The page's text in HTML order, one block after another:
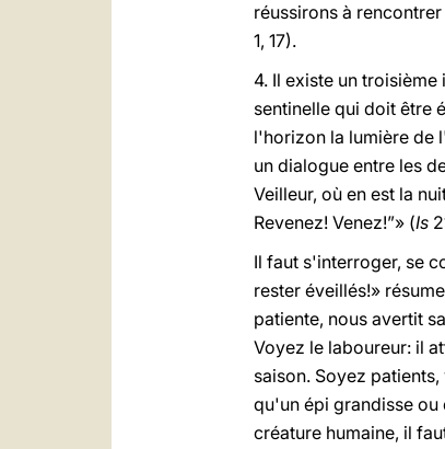
réussirons à
1, 17).
4. Il existe un
sentinelle qui doit être
l'horizon la lumière de
un dialogue entre les
Veilleur, où en est la
Revenez! Venez!”» (Is
Il faut s'interroger, se
rester éveillés!»
patiente, nous avertit
Voyez le laboureur: il
saison. Soyez
qu'un épi grandisse ou
créature humaine, il